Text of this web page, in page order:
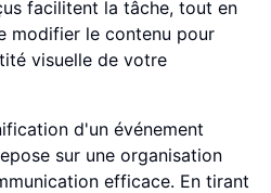
facilitent la tâche, tout en
modifier le contenu pour
visuelle de votre
d'un événement
sur une organisation
efficace. En tirant